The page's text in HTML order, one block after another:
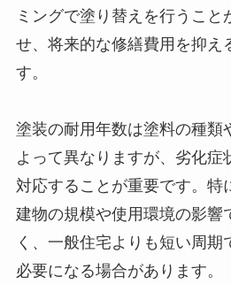
ミングで塗り替えを行うこと
せ、将来的な修繕費用を抑え
す。
塗装の耐用年数は塗料の種類
よって異なりますが、劣化症
対応することが重要です。特
建物の規模や使用環境の影響
く、一般住宅よりも短い周期
必要になる場合があります。